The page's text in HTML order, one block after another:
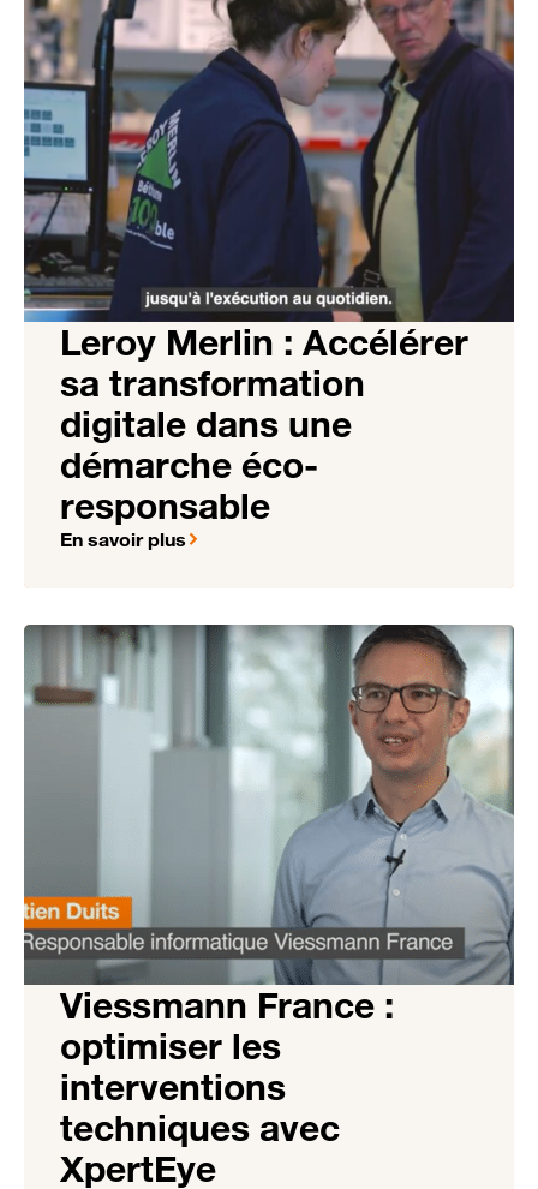
Leroy Merlin : Accélérer
sa transformation
digitale dans une
démarche éco-
responsable
En savoir plus
Viessmann France :
optimiser les
interventions
techniques avec
XpertEye